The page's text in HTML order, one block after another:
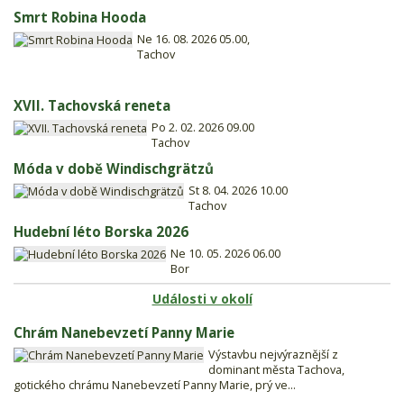
Smrt Robina Hooda
Ne 16. 08. 2026 05.00,
Tachov
XVII. Tachovská reneta
Po 2. 02. 2026 09.00
Tachov
Móda v době Windischgrätzů
St 8. 04. 2026 10.00
Tachov
Hudební léto Borska 2026
Ne 10. 05. 2026 06.00
Bor
Události v okolí
Chrám Nanebevzetí Panny Marie
Výstavbu nejvýraznější z
dominant města Tachova,
gotického chrámu Nanebevzetí Panny Marie, prý ve...